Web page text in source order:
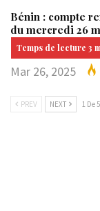
Bénin : compte
du mercredi 26
Mar 26, 2025
PREV NEXT 1 De